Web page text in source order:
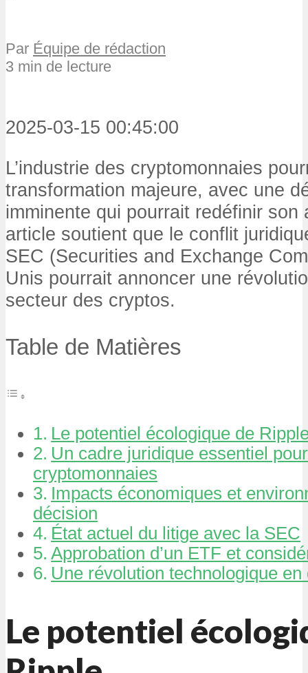
Par Équipe de rédaction
3 min de lecture
2025-03-15 00:45:00
L’industrie des cryptomonnaies
transformation majeure, avec une
imminente qui pourrait redéfinir son
article soutient que le conflit
SEC (Securities and Exchange
Unis pourrait annoncer une
secteur des cryptos.
Table de Matières
Le potentiel écologique de
Un cadre juridique essentiel
cryptomonnaies
Impacts économiques et
décision
État actuel du litige avec la SEC
Approbation d’un ETF et
Une révolution technologique en
Le potentiel